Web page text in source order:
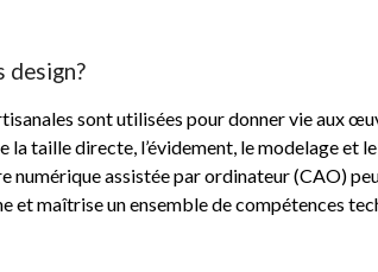
design?
sont utilisées pour donner vie aux
taille directe, l’évidement, le modelage et
numérique assistée par ordinateur (CAO)
maîtrise un ensemble de compétences